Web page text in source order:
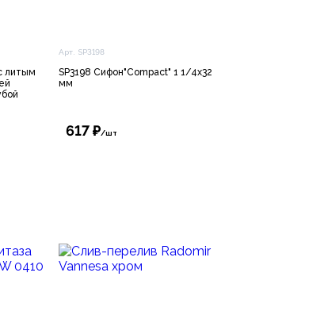
литым
Арт. SP3198
SP3198 Сифон"Compact" 1 1/4х32
мм
617 ₽/шт